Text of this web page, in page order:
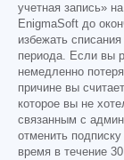
учетная запись»
EnigmaSoft до
избежать
периода. Если вы
немедленно
причине вы
которое вы не
связанным с
отменить
время в течение